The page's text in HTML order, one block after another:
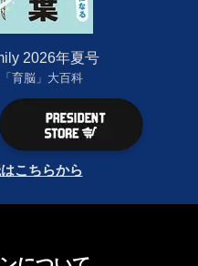
2026年夏号
育脳」大百科
こちらから